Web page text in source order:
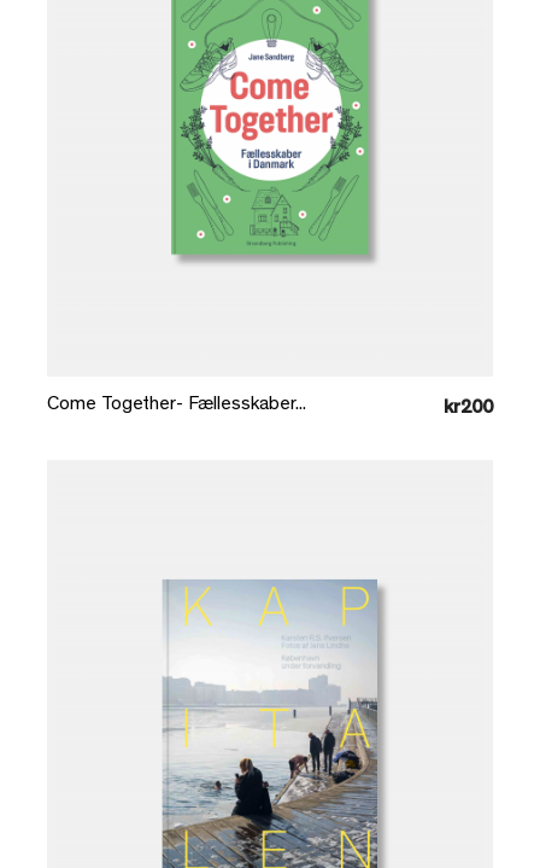
Come Together- Fællesskaber... kr200